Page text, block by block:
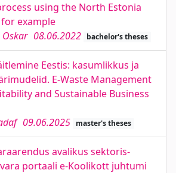
using the North Estonia
example
Oskar 08.06.2022 bachelor's theses
Eestis: kasumlikkus ja
E-Waste Management
and Sustainable Business
09.06.2025 master's theses
avalikus sektoris-
portaali e-Koolikott juhtumi